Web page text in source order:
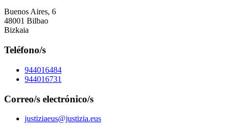
Buenos Aires, 6
48001 Bilbao
Bizkaia
Teléfono/s
944016484
944016731
Correo/s electrónico/s
justiziaeus@justizia.eus